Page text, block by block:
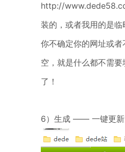
http://
装的，或者我用的是
你不确定你的网址或
空，就是什么都不需
了！
6）生成 —— 一键更